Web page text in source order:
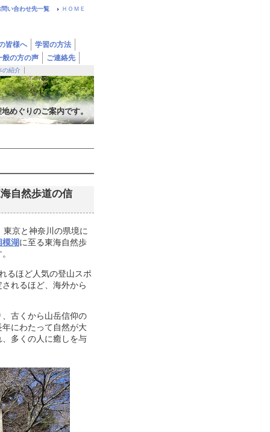
ＨＯＭＥ
問い合わせ先一覧
皆様へ
学習の方法
般の方の声
ご連絡先
の紹介
めぐりのご案内です。
自然歩道の信
東京と神奈川の県境に
模湖 に至る東海自然歩
るほど人気の登山スポ
れるほど、海外から
、古くから山岳信仰の
にわたって自然が大
多くの人に癒しを与